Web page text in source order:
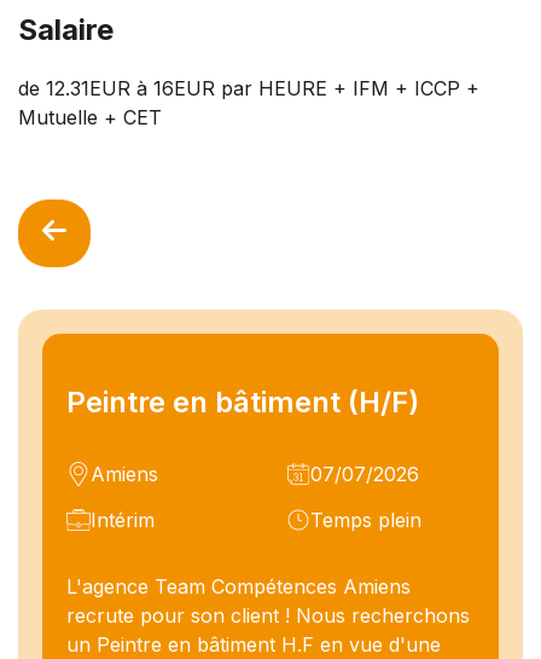
Peintre en bâtiment (H/F)
Amiens
07/07/2026
Intérim
Temps plein
L'agence Team Compétences Amiens
recrute pour son client ! Nous recherchons
un Peintre en bâtiment H.F en vue d'une
Salaire
de 12.31EUR à 16EUR par HEURE + IFM + ICCP +
Mutuelle + CET